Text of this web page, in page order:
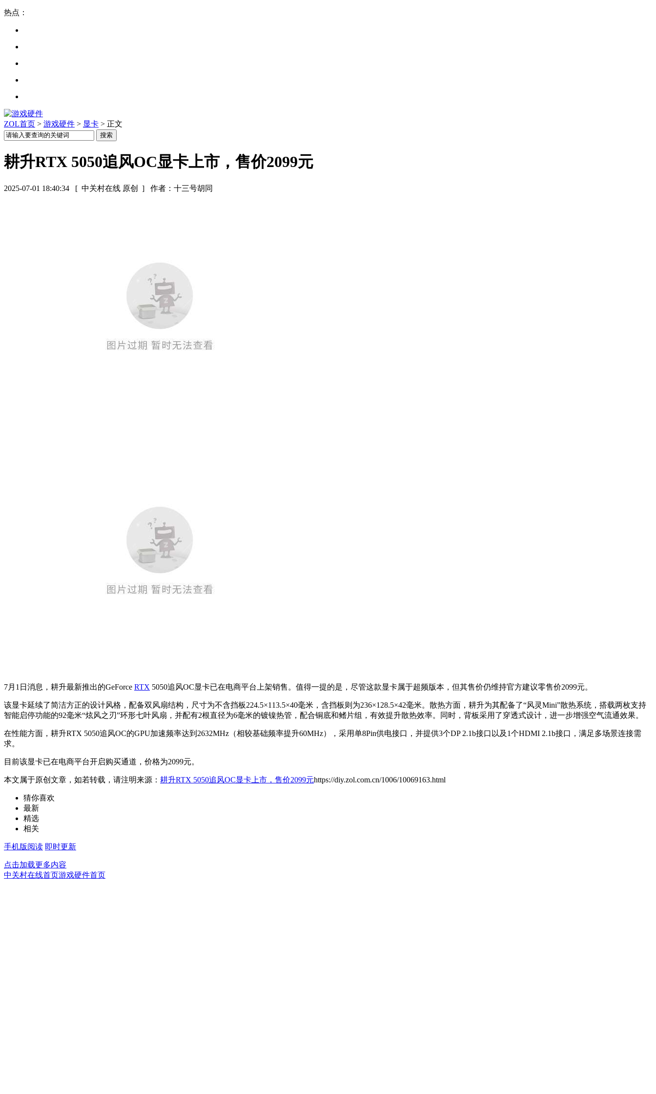
热点：
ZOL首页 > 游戏硬件 > 显卡 > 正文
耕升RTX 5050追风OC显卡上市，售价2099元
2025-07-01 18:40:34 [ 中关村在线 原创 ] 作者：十三号胡同
7月1日消息，耕升最新推出的GeForce RTX 5050追风OC显卡已在电商平台上架销售。值得一提的是，尽管这款显卡属于超频版本，但其售价仍维持官方建议零售价2099元。
该显卡延续了简洁方正的设计风格，配备双风扇结构，尺寸为不含挡板224.5×113.5×40毫米，含挡板则为236×128.5×42毫米。散热方面，耕升为其配备了“风灵Mini”散热系统，搭载两枚支持
智能启停功能的92毫米“炫风之刃”环形七叶风扇，并配有2根直径为6毫米的镀镍热管，配合铜底和鳍片组，有效提升散热效率。同时，背板采用了穿透式设计，进一步增强空气流通效果。
在性能方面，耕升RTX 5050追风OC的GPU加速频率达到2632MHz（相较基础频率提升60MHz），采用单8Pin供电接口，并提供3个DP 2.1b接口以及1个HDMI 2.1b接口，满足多场景连接需
求。
目前该显卡已在电商平台开启购买通道，价格为2099元。
本文属于原创文章，如若转载，请注明来源： 耕升RTX 5050追风OC显卡上市，售价2099元https://diy.zol.com.cn/1006/10069163.html
猜你喜欢
最新
精选
相关
手机版阅读 即时更新
点击加载更多内容
中关村在线首页游戏硬件首页